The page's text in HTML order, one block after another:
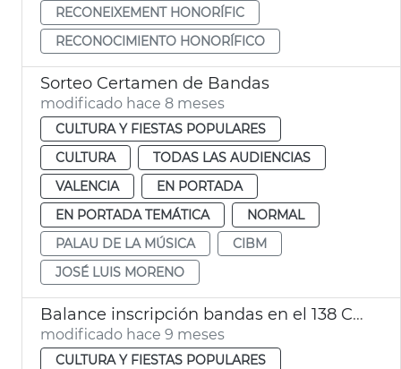
RECONEIXEMENT HONORÍFIC
RECONOCIMIENTO HONORÍFICO
Sorteo Certamen de Bandas
modificado hace 8 meses
CULTURA Y FIESTAS POPULARES
CULTURA
TODAS LAS AUDIENCIAS
VALENCIA
EN PORTADA
EN PORTADA TEMÁTICA
NORMAL
PALAU DE LA MÚSICA
CIBM
JOSÉ LUIS MORENO
Balance inscripción bandas en el 138 CIBM
modificado hace 9 meses
CULTURA Y FIESTAS POPULARES